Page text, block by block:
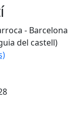
- Barcelona
del castell)